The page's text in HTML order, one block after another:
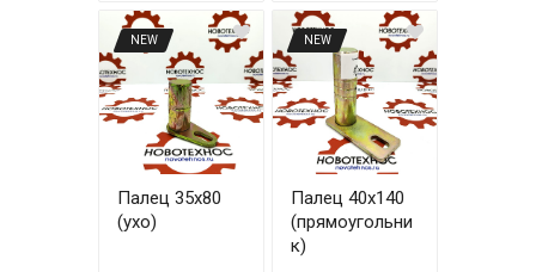
NEW
Палец 35х80
(ухо)
NEW
Палец 40х140
(прямоугольни
к)